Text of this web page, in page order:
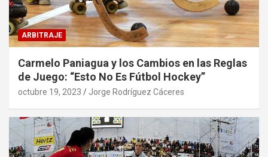
ARBITRAJE
Carmelo Paniagua y los Cambios en las Reglas
de Juego: “Esto No Es Fútbol Hockey”
octubre 19, 2023 Jorge Rodríguez Cáceres